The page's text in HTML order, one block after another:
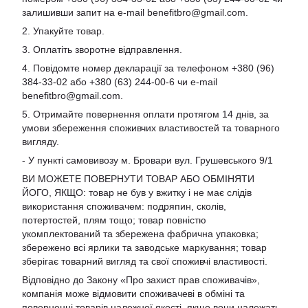
залишивши запит на e-mail benefitbro@gmail.com
2. Упакуйте товар.
3. Оплатіть зворотне відправлення.
4. Повідомте номер декларації за телефоном +380 (96)
384-33-02 або +380 (63) 244-00-6 чи e-mail
benefitbro@gmail.com
5. Отримайте повернення оплати протягом 14 днів, за
умови збереження споживчих властивостей та товарного
вигляду.
- У пункті самовивозу м. Бровари вул. Грушевського 9/1
ВИ МОЖЕТЕ ПОВЕРНУТИ ТОВАР АБО ОБМІНЯТИ
ЙОГО, ЯКЩО: товар не був у вжитку і не має слідів
використання споживачем: подряпин, сколів,
потертостей, плям тощо; товар повністю
укомплектований та збережена фабрична упаковка;
збережено всі ярлики та заводське маркування; товар
зберігає товарний вигляд та свої споживчі властивості.
Відповідно до Закону «Про захист прав споживачів»,
компанія може відмовити споживачеві в обміні та